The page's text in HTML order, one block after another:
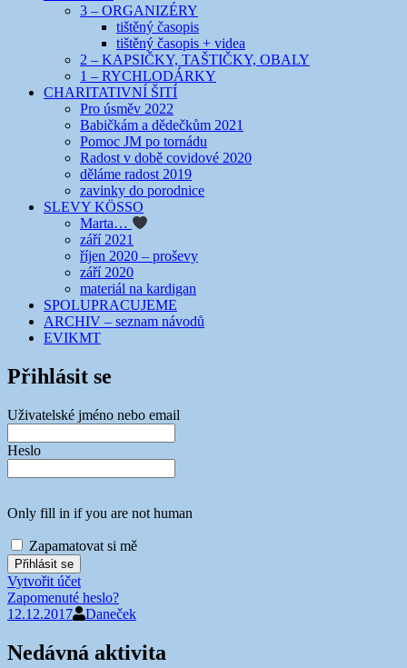
3 – ORGANIZÉRY
tištěný časopis
tištěný časopis + videa
2 – KAPSIČKY, TAŠTIČKY, OBALY
1 – RYCHLODÁRKY
CHARITATIVNÍ ŠITÍ
Pro úsměv 2022
Babičkám a dědečkům 2021
Pomoc JM po tornádu
Radost v době covidové 2020
děláme radost 2019
zavinky do porodnice
SLEVY KÖSSO
Marta…
září 2021
říjen 2020 – proševy
září 2020
materiál na kardigan
SPOLUPRACUJEME
ARCHIV – seznam návodů
EVIKMT
Přihlásit se
Uživatelské jméno nebo email
Heslo
Only fill in if you are not human
Zapamatovat si mě
Vytvořit účet
Zapomenuté heslo?
12.12.2017
Daneček
Nedávná aktivita